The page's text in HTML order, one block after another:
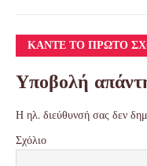
ΚΆΝΤΕ ΤΟ ΠΡΏΤΟ
Υποβολή
Η ηλ. διεύθυνσή σας δεν
Σχόλιο